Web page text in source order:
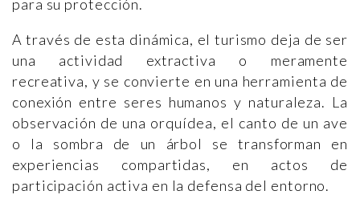
para su protección.
A través de esta dinámica, el turismo deja de ser
una actividad extractiva o meramente
recreativa, y se convierte en una herramienta de
conexión entre seres humanos y naturaleza. La
observación de una orquídea, el canto de un ave
o la sombra de un árbol se transforman en
experiencias compartidas, en actos de
participación activa en la defensa del entorno.